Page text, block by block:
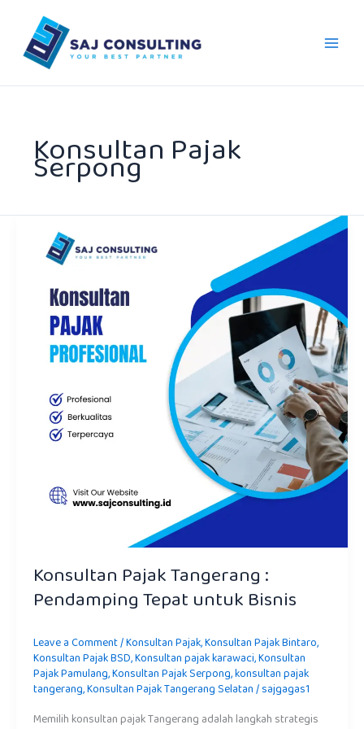
content
Konsultan Pajak
Serpong
Konsultan Pajak Tangerang :
Pendamping Tepat untuk Bisnis
Leave a Comment/Konsultan Pajak,Konsultan Pajak Bintaro,
Konsultan Pajak BSD,Konsultan pajak karawaci,Konsultan
Pajak Pamulang,Konsultan Pajak Serpong,konsultan pajak
tangerang,Konsultan Pajak Tangerang Selatan/sajgagas1
Memilih konsultan pajak Tangerang adalah langkah strategis
Pajak
Tangerang
Pendamping
Tepat
untuk
Bisnis